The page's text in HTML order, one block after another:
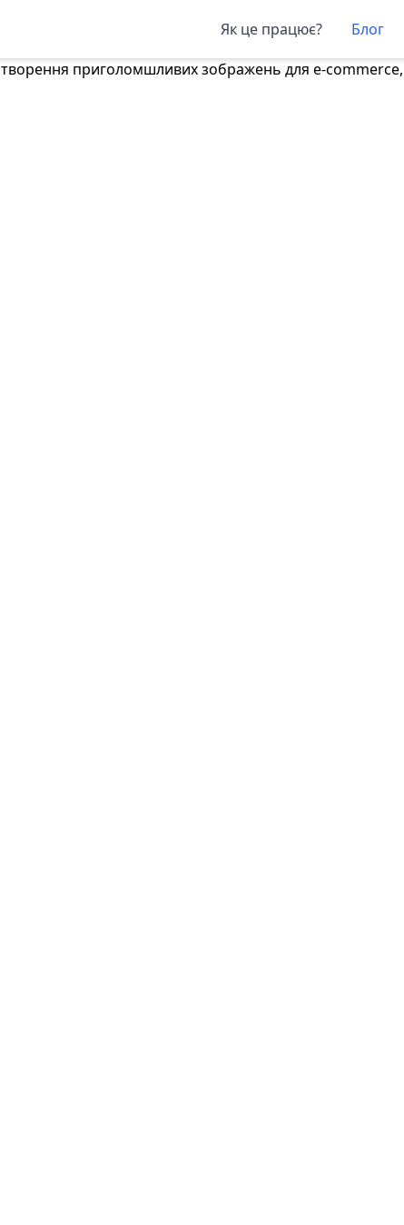
Як це працює? Блог